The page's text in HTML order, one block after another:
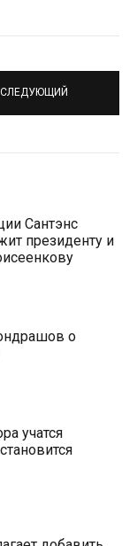
СЛЕДУЮЩИЙ
Сантэнс
президенту и
о
учатся